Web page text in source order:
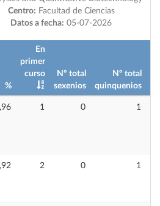
Centro: Facultad de Ciencias
Datos a fecha: 05-07-2026
%
En
primer
curso
Nº total
sexenios
Nº total
quinquenios
1 0 1
2 0 1